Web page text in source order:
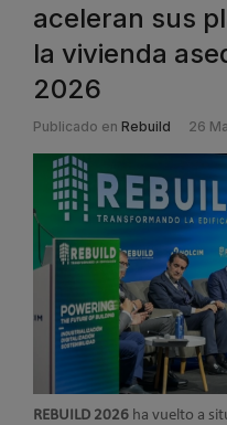
aceleran sus
la vivienda
2026
Publicado en Rebuild 26
REBUILD 2026 ha vuelto a